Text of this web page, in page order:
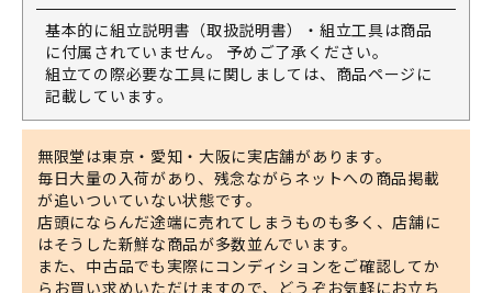
基本的に組立説明書（取扱説明書）・組立工具は商品
に付属されていません。 予めご了承ください。
組立ての際必要な工具に関しましては、商品ページに
記載しています。
無限堂は東京・愛知・大阪に実店舗があります。
毎日大量の入荷があり、残念ながらネットへの商品掲載
が追いついていない状態です。
店頭にならんだ途端に売れてしまうものも多く、店舗に
はそうした新鮮な商品が多数並んでいます。
また、中古品でも実際にコンディションをご確認してか
らお買い求めいただけますので、どうぞお気軽にお立ち